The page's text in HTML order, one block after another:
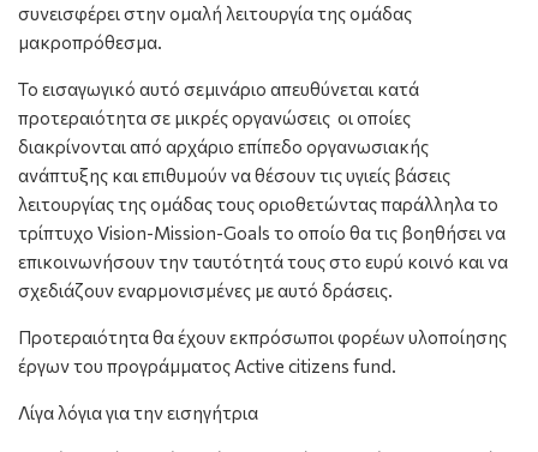
συνεισφέρει στην ομαλή λειτουργία της ομάδας
μακροπρόθεσμα.
Το εισαγωγικό αυτό σεμινάριο απευθύνεται κατά
προτεραιότητα σε μικρές οργανώσεις οι οποίες
διακρίνονται από αρχάριο επίπεδο οργανωσιακής
ανάπτυξης και επιθυμούν να θέσουν τις υγιείς βάσεις
λειτουργίας της ομάδας τους οριοθετώντας παράλληλα το
τρίπτυχο Vision-Mission-Goals το οποίο θα τις βοηθήσει να
επικοινωνήσουν την ταυτότητά τους στο ευρύ κοινό και να
σχεδιάζουν εναρμονισμένες με αυτό δράσεις.
Προτεραιότητα θα έχουν εκπρόσωποι φορέων υλοποίησης
έργων του προγράμματος Active citizens fund.
Λίγα λόγια για την εισηγήτρια